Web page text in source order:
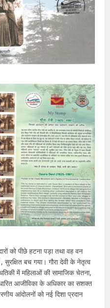
को पीछे हटना पड़ा तथा वह वन
सुरक्षित बच गया। गौरा देवी के नेतृत्व
में महिलाओं की सामाजिक चेतना,
आजीविका के अधिकार का सशक्त
आंदोलनों को नई दिशा प्रदान